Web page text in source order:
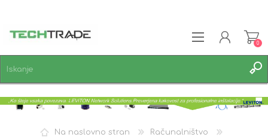
PRIJAVA
0
Na naslovno stran
Računalništvo